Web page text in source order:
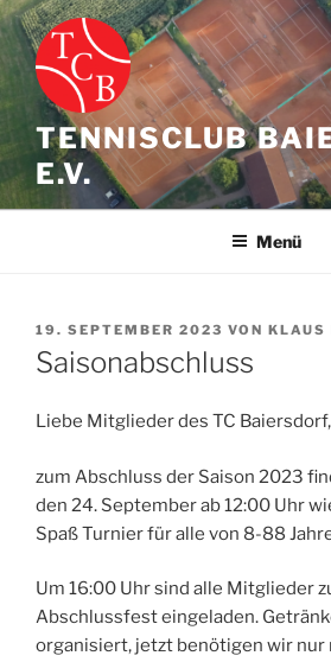
Zum
Inhalt
springen
TENNISCLUB
E.V.
Menü
VERÖFFENTLICHT
AM
19. SEPTEMBER 2023 VON KLAUS
Saisonabschluss
Liebe Mitglieder des TC
zum Abschluss der Saison 2023
den 24. September ab 12:00 Uhr
Spaß Turnier für alle von 8-88
Um 16:00 Uhr sind alle Mitglieder
Abschlussfest eingeladen.
organisiert, jetzt benötigen wir nur